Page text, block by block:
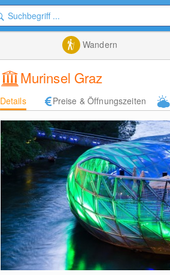
Wandern
Murinsel Graz
Details Preise & Öffnungszeiten